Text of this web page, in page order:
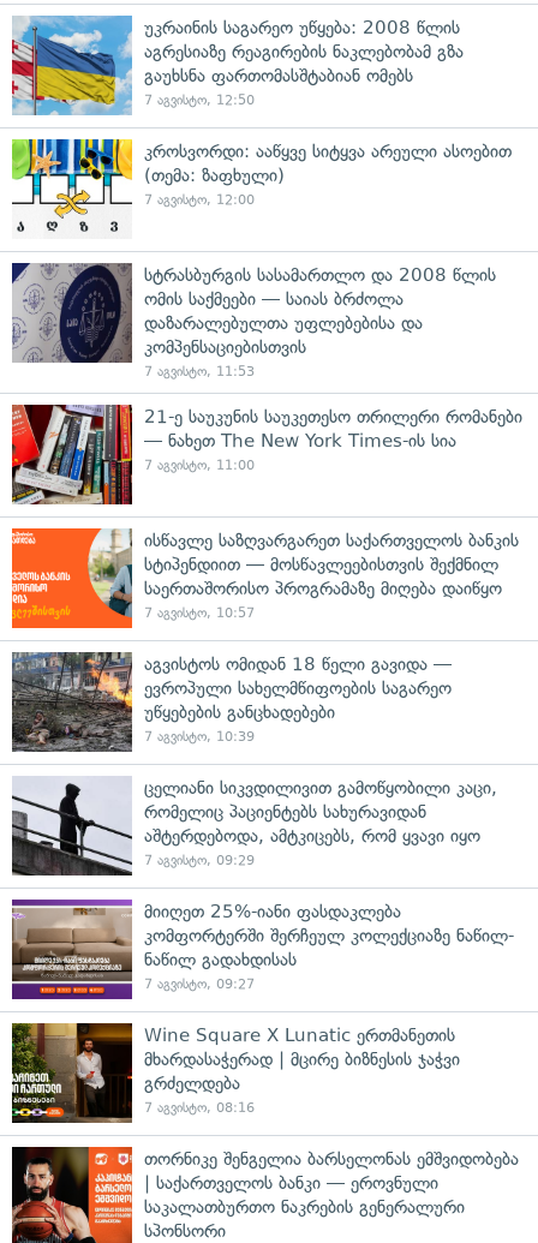
უკრაინის საგარეო უწყება: 2008 წლის
აგრესიაზე რეაგირების ნაკლებობამ გზა
გაუხსნა ფართომასშტაბიან ომებს
7 აგვისტო, 12:50
კროსვორდი: ააწყვე სიტყვა არეული ასოებით
(თემა: ზაფხული)
7 აგვისტო, 12:00
სტრასბურგის სასამართლო და 2008 წლის
ომის საქმეები — საიას ბრძოლა
დაზარალებულთა უფლებებისა და
კომპენსაციებისთვის
7 აგვისტო, 11:53
21-ე საუკუნის საუკეთესო თრილერი რომანები
— ნახეთ The New York Times-ის სია
7 აგვისტო, 11:00
ისწავლე საზღვარგარეთ საქართველოს ბანკის
სტიპენდიით — მოსწავლეებისთვის შექმნილ
საერთაშორისო პროგრამაზე მიღება დაიწყო
7 აგვისტო, 10:57
აგვისტოს ომიდან 18 წელი გავიდა —
ევროპული სახელმწიფოების საგარეო
უწყებების განცხადებები
7 აგვისტო, 10:39
ცელიანი სიკვდილივით გამოწყობილი კაცი,
რომელიც პაციენტებს სახურავიდან
აშტერდებოდა, ამტკიცებს, რომ ყვავი იყო
7 აგვისტო, 09:29
მიიღეთ 25%-იანი ფასდაკლება
კომფორტერში შერჩეულ კოლექციაზე ნაწილ-
ნაწილ გადახდისას
7 აგვისტო, 09:27
Wine Square X Lunatic ერთმანეთის
მხარდასაჭერად | მცირე ბიზნესის ჯაჭვი
გრძელდება
7 აგვისტო, 08:16
თორნიკე შენგელია ბარსელონას ემშვიდობება
| საქართველოს ბანკი — ეროვნული
საკალათბურთო ნაკრების გენერალური
სპონსორი